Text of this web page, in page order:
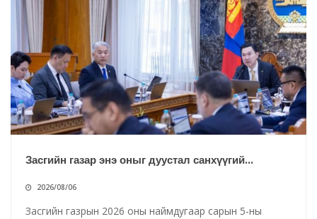
Засгийн газар энэ оныг дуустал санхүүгий...
2026/08/06
Засгийн газрын 2026 оны наймдугаар сарын 5-ны